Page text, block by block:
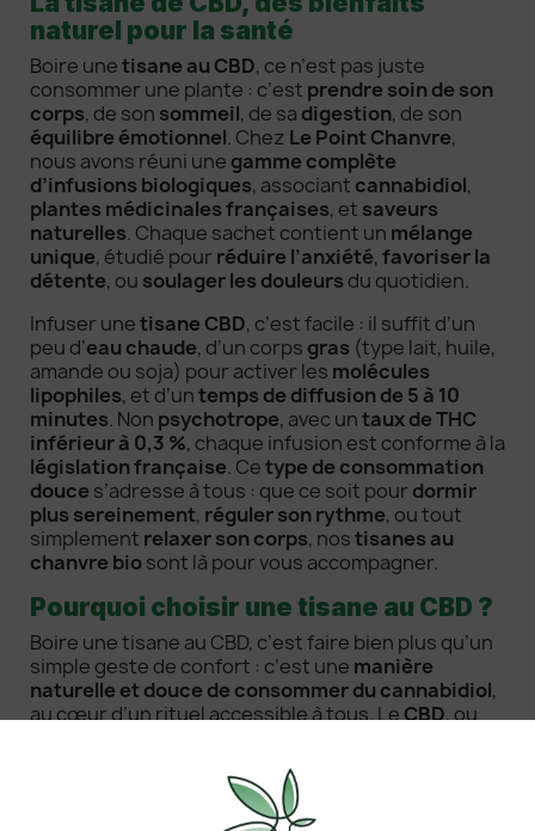
M'AVERTIR LORSQUE DISPONIBLE
naturel pour la santé
Boire unetisane au CBD, ce n’est pas juste
consommer une plante : c’est prendre soin de son
corps, de son sommeil, de sa digestion, de son
équilibre émotionnel. Chez Le Point Chanvre,
nous avons réuni une gamme complète
d’infusions biologiques, associant cannabidiol,
plantes médicinales françaises, et saveurs
naturelles. Chaque sachet contient un mélange
unique, étudié pour réduire l’anxiété,favoriser la
détente, ou soulager les douleurs du quotidien.
Infuser unetisane CBD, c’est facile : il suffit d’un
peu d’eau chaude, d’un corps gras (type lait, huile,
amande ou soja) pour activer les molécules
lipophiles, et d’untemps de diffusion de 5 à 10
minutes. Non psychotrope, avec untaux de THC
inférieur à 0,3 %, chaque infusion est conforme à la
législation française. Cetype de consommation
douce s’adresse à tous : que ce soit pour dormir
plus sereinement, réguler son rythme, ou tout
simplement relaxer son corps, nostisanes au
chanvre biosont là pour vous accompagner.
Pourquoi choisir une tisane au CBD ?
Boire une tisane au CBD, c’est faire bien plus qu’un
simple geste de confort : c’est une manière
naturelle et douce de consommer du cannabidiol,
au cœur d’un rituel accessible à tous. LeCBD, ou
reconnues. Contrairement au
non psychotropeet
taux inférieur à 0,3 %